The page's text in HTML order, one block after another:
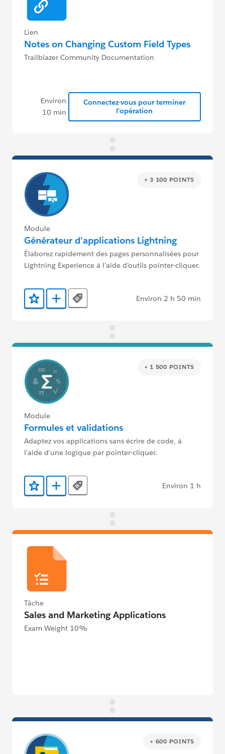
Lien
Notes on Changing Custom Field Types
Trailblazer Community Documentation
Environ
10 min
Connectez-vous pour terminer
l'opération
+ 3 100 POINTS
Module
Générateur d'applications Lightning
Élaborez rapidement des pages personnalisées pour
Lightning Experience à l’aide d’outils pointer-cliquer.
Ajouter aux favoris
Ajouter au Trailmix
Tags Environ 2 h 50 min
+ 1 500 POINTS
Module
Formules et validations
Adaptez vos applications sans écrire de code, à
l'aide d'une logique par pointer-cliquer.
Ajouter aux favoris
Ajouter au Trailmix
Tags Environ 1 h
Tâche
Sales and Marketing Applications
Exam Weight 10%
+ 600 POINTS